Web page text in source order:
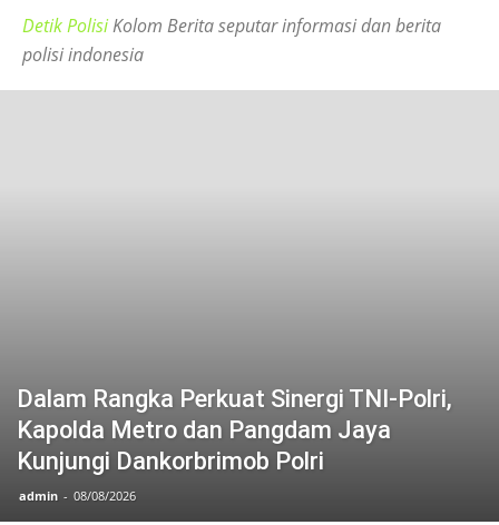
Detik PolisiKolom Berita seputar informasi dan berita
polisi indonesia
Dalam Rangka Perkuat Sinergi TNI-Polri,
Kapolda Metro dan Pangdam Jaya
Kunjungi Dankorbrimob Polri
admin - 08/08/2026